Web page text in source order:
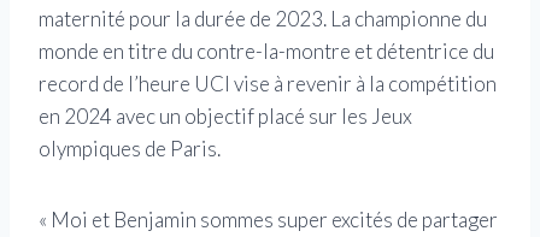
maternité pour la durée de 2023. La championne du
monde en titre du contre-la-montre et détentrice du
record de l’heure UCI vise à revenir à la compétition
en 2024 avec un objectif placé sur les Jeux
olympiques de Paris.
« Moi et Benjamin sommes super excités de partager